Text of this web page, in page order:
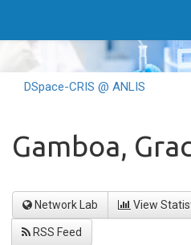
DSpace-CRIS @ ANLIS
Gamboa,
Network Lab View
RSS Feed